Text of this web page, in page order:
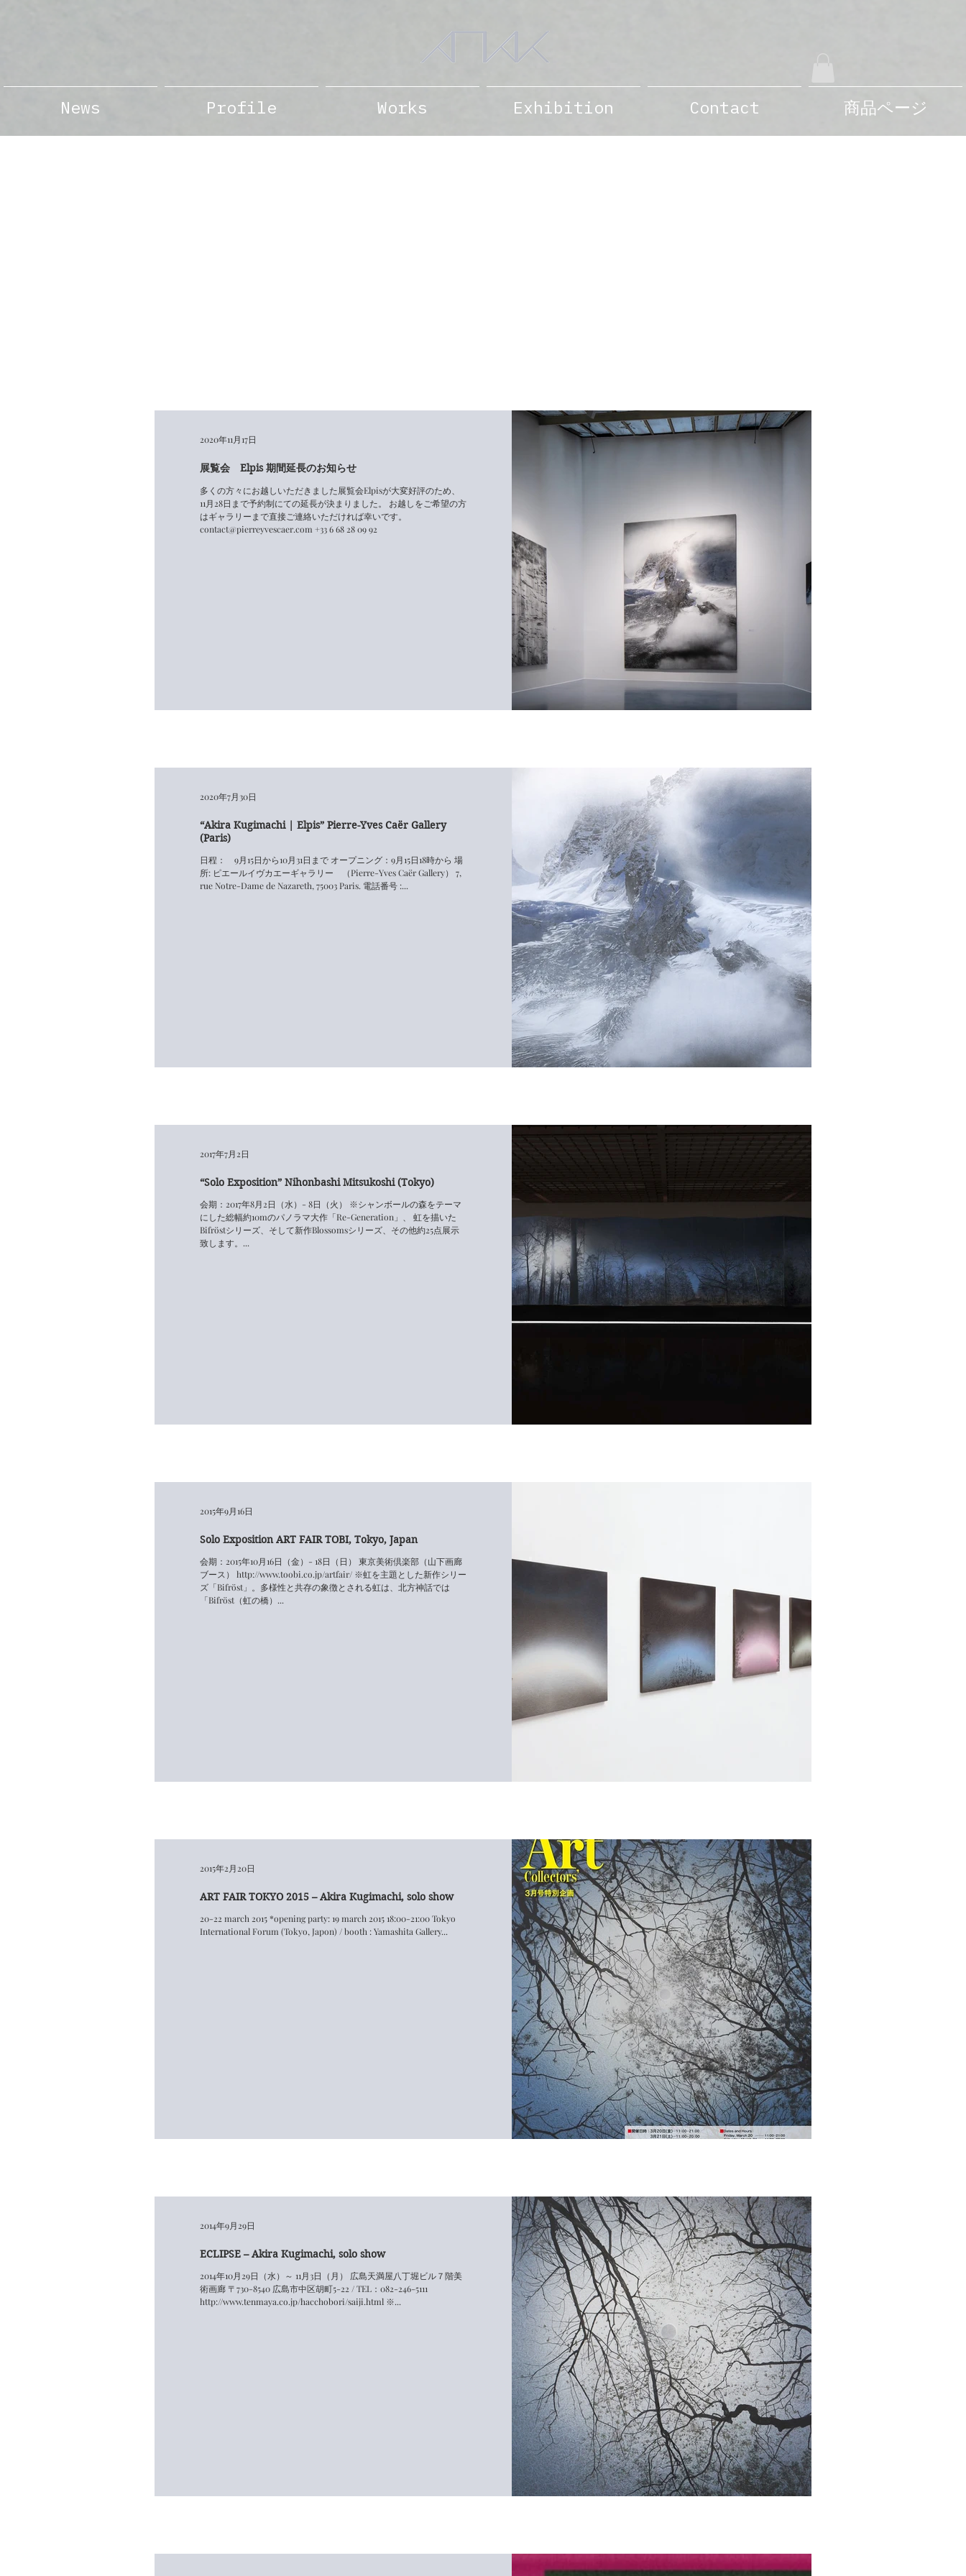
News Profile Works Exhibition Contact 商品ページ
展覧会 Elpis 期間延長のお知らせ
多くの方々にお越しいただきました展覧会Elpisが大変好評のため、
11月28日まで予約制にての延長が決まりました。 お越しをご希望の方
はギャラリーまで直接ご連絡いただければ幸いです。
contact@pierreyvescaer.com +33 6 68 28 09 92
2020年11月17日
“Akira Kugimachi | Elpis” Pierre-Yves Caër Gallery
(Paris)
日程： 9月15日から10月31日まで オープニング：9月15日18時から 場
所: ピエールイヴカエーギャラリー （Pierre-Yves Caër Gallery） 7,
rue Notre-Dame de Nazareth, 75003 Paris. 電話番号 :...
2020年7月30日
“Solo Exposition” Nihonbashi Mitsukoshi (Tokyo)
会期：2017年8月2日（水）- 8日（火） ※シャンボールの森をテーマ
にした総幅約10mのパノラマ大作「Re-Generation」、 虹を描いた
Bifröstシリーズ、そして新作Blossomsシリーズ、その他約25点展示
致します。...
2017年7月2日
Solo Exposition ART FAIR TOBI, Tokyo, Japan
会期：2015年10月16日（金）- 18日（日） 東京美術倶楽部（山下画廊
ブース） http://www.toobi.co.jp/artfair/ ※虹を主題とした新作シリー
ズ「Bifröst」。多様性と共存の象徴とされる虹は、北方神話では
「Bifröst（虹の橋）...
2015年9月16日
ART FAIR TOKYO 2015 – Akira Kugimachi, solo show
20-22 march 2015 *opening party: 19 march 2015 18:00-21:00 Tokyo
International Forum (Tokyo, Japon) / booth : Yamashita Gallery...
2015年2月20日
ECLIPSE – Akira Kugimachi, solo show
2014年10月29日（水）～ 11月3日（月） 広島天満屋八丁堀ビル７階美
術画廊 〒730-8540 広島市中区胡町5-22 / TEL：082-246-5111
http://www.tenmaya.co.jp/hacchobori/saiji.html ※...
2014年9月29日